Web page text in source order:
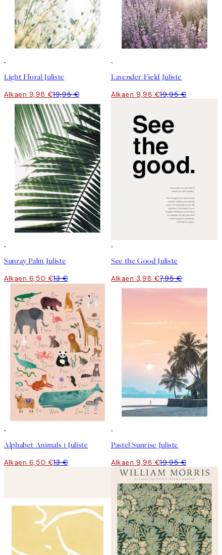
Light Floral Juliste
Alkaen 9,98 €19,95 €
Lavender Field Juliste
Alkaen 9,98 €19,95 €
Sunray Palm Juliste
Alkaen 6,50 €13 €
See the Good Juliste
Alkaen 3,98 €7,95 €
Alphabet Animals 1 Juliste
Alkaen 6,50 €13 €
Pastel Sunrise Juliste
Alkaen 9,98 €19,95 €